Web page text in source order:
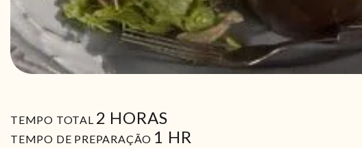
TEMPO TOTAL 2 HORAS
HORAS
TEMPO DE PREPARAÇÃO 1 HORA
HR